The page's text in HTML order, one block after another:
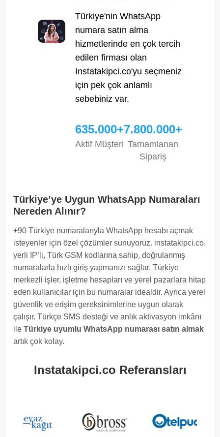
Türkiye'nin WhatsApp
numara satın alma
hizmetlerinde en çok tercih
edilen firması olan
Instatakipci.co'yu seçmeniz
için pek çok anlamlı
sebebiniz var.
635.000+
Aktif Müşteri
7.800.000+
Tamamlanan
Sipariş
Türkiye’ye Uygun WhatsApp Numaraları
Nereden Alınır?
+90 Türkiye numaralarıyla WhatsApp hesabı açmak
isteyenler için özel çözümler sunuyoruz. instatakipci.co,
yerli IP’li, Türk GSM kodlarına sahip, doğrulanmış
numaralarla hızlı giriş yapmanızı sağlar. Türkiye
merkezli işler, işletme hesapları ve yerel pazarlara hitap
eden kullanıcılar için bu numaralar idealdir. Ayrıca yerel
güvenlik ve erişim gereksinimlerine uygun olarak
çalışır. Türkçe SMS desteği ve anlık aktivasyon imkânı
ile Türkiye uyumlu WhatsApp numarası satın almak
artık çok kolay.
Instatakipci.co Referansları